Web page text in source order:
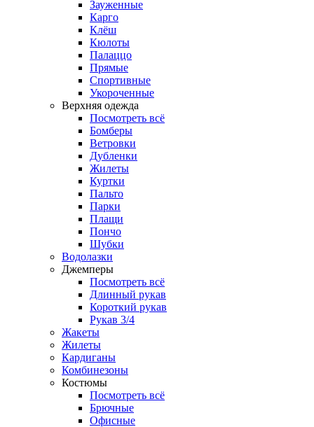
Зауженные
Карго
Клёш
Кюлоты
Палаццо
Прямые
Спортивные
Укороченные
Верхняя одежда
Посмотреть всё
Бомберы
Ветровки
Дубленки
Жилеты
Куртки
Пальто
Парки
Плащи
Пончо
Шубки
Водолазки
Джемперы
Посмотреть всё
Длинный рукав
Короткий рукав
Рукав 3/4
Жакеты
Жилеты
Кардиганы
Комбинезоны
Костюмы
Посмотреть всё
Брючные
Офисные